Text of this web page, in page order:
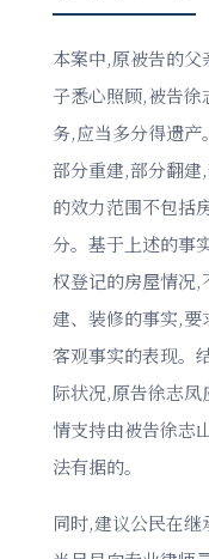
本案中,原被告的
子悉心照顾,被告徐
务,应当多分得遗
部分重建,部分翻
的效力范围不包括
分。基于上述的事
权登记的房屋情况,
建、装修的事实,
客观事实的表现。
际状况,原告徐志
情支持由被告徐志
法有据的。
同时,建议公民在